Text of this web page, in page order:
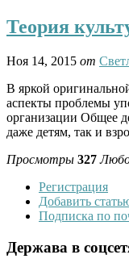
Теория
Ноя 14, 2015 от
В яркой
аспекты проблемы
организации Общее
даже детям, так и
Просмотры 327
Регистрация
Добавить
Подписка по
Держава в